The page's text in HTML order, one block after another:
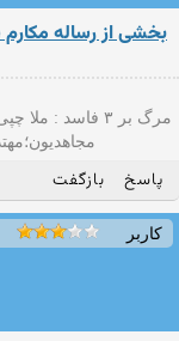
بخشی از رساله
پاسخ بازگفت
کاربر